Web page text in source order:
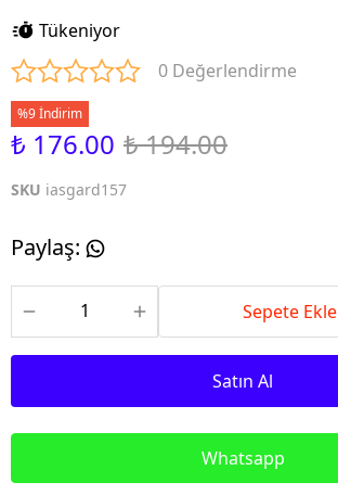
Tükeniyor
0 Değerlendirme
%9 İndirim
₺ 176.00 ₺ 194.00
SKU iasgard157
Paylaş:
Sepete Ekle
Satın Al
Whatsapp